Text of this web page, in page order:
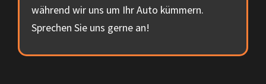
während wir uns um Ihr Auto kümmern.
Sprechen Sie uns gerne an!